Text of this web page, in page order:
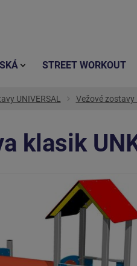
UNIVERSAL Vežové zostavy
klasik
STREET WORKOUT